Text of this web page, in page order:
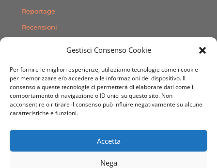
Gestisci Consenso Cookie
Per fornire le migliori esperienze, utilizziamo tecnologie come i cookie
per memorizzare e/o accedere alle informazioni del dispositivo. Il
consenso a queste tecnologie ci permetterà di elaborare dati come il
comportamento di navigazione o ID unici su questo sito. Non
acconsentire o ritirare il consenso può influire negativamente su alcune
caratteristiche e funzioni.
Accetta
Nega
Reportage
Recensioni
Contatti
SEGUICI SUI SOCIAL